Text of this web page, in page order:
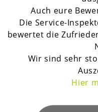
Auch eure
Die Service-
bewertet die
Wir sind sehr
Hier